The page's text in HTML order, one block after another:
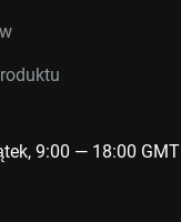
9:00 — 18:00 GMT